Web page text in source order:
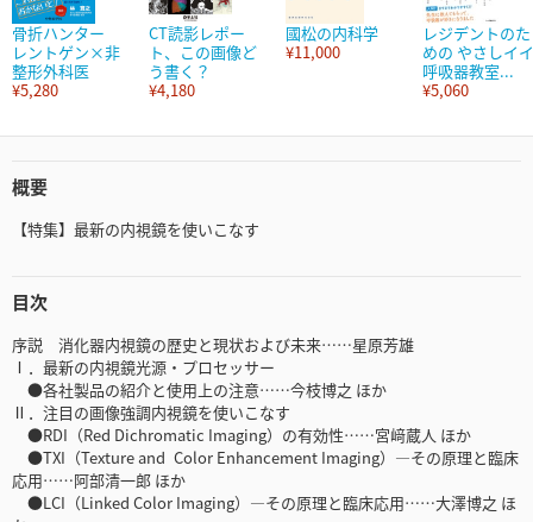
骨折ハンター
レントゲン×非
整形外科医
¥5,280
CT読影レポー
ト、この画像ど
う書く？
¥4,180
國松の内科学
¥11,000
レジデントのた
めの やさしイイ
呼吸器教室...
¥5,060
概要
【特集】最新の内視鏡を使いこなす
目次
序説 消化器内視鏡の歴史と現状および未来……星原芳雄
Ⅰ．最新の内視鏡光源・プロセッサー
●各社製品の紹介と使用上の注意……今枝博之 ほか
Ⅱ．注目の画像強調内視鏡を使いこなす
●RDI（Red Dichromatic Imaging）の有効性……宮﨑蔵人 ほか
●TXI（Texture and Color Enhancement Imaging）―その原理と臨床
応用……阿部清一郎 ほか
●LCI（Linked Color Imaging）―その原理と臨床応用……大澤博之 ほ